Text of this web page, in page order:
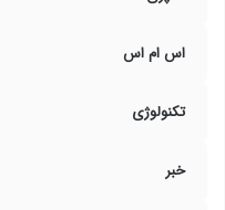
اس ام اس
تکنولوژی
خبر